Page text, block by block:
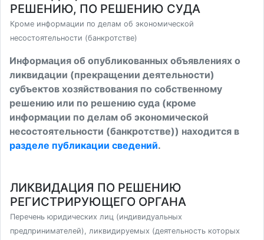
РЕШЕНИЮ, ПО РЕШЕНИЮ СУДА
Кроме информации по делам об экономической
несостоятельности (банкротстве)
Информация об опубликованных объявлениях о
ликвидации (прекращении деятельности)
субъектов хозяйствования по собственному
решению или по решению суда (кроме
информации по делам об экономической
несостоятельности (банкротстве)) находится в
разделе публикации сведений.
ЛИКВИДАЦИЯ ПО РЕШЕНИЮ
РЕГИСТРИРУЮЩЕГО ОРГАНА
Перечень юридических лиц (индивидуальных
предпринимателей), ликвидируемых (деятельность которых